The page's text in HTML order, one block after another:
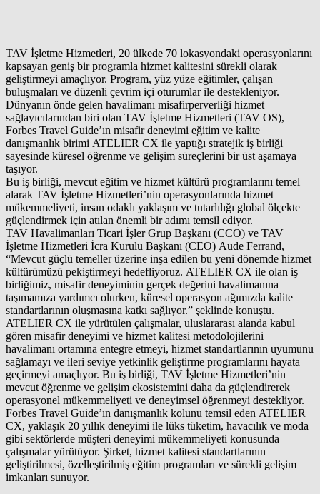
TAV İşletme Hizmetleri, 20 ülkede 70 lokasyondaki operasyonlarını
kapsayan geniş bir programla hizmet kalitesini sürekli olarak
geliştirmeyi amaçlıyor. Program, yüz yüze eğitimler, çalışan
buluşmaları ve düzenli çevrim içi oturumlar ile destekleniyor.
Dünyanın önde gelen havalimanı misafirperverliği hizmet
sağlayıcılarından biri olan TAV İşletme Hizmetleri (TAV OS),
Forbes Travel Guide’ın misafir deneyimi eğitim ve kalite
danışmanlık birimi ATELIER CX ile yaptığı stratejik iş birliği
sayesinde küresel öğrenme ve gelişim süreçlerini bir üst aşamaya
taşıyor.
Bu iş birliği, mevcut eğitim ve hizmet kültürü programlarını temel
alarak TAV İşletme Hizmetleri’nin operasyonlarında hizmet
mükemmeliyeti, insan odaklı yaklaşım ve tutarlılığı global ölçekte
güçlendirmek için atılan önemli bir adımı temsil ediyor.
TAV Havalimanları Ticari İşler Grup Başkanı (CCO) ve TAV
İşletme Hizmetleri İcra Kurulu Başkanı (CEO) Aude Ferrand,
“Mevcut güçlü temeller üzerine inşa edilen bu yeni dönemde hizmet
kültürümüzü pekiştirmeyi hedefliyoruz. ATELIER CX ile olan iş
birliğimiz, misafir deneyiminin gerçek değerini havalimanına
taşımamıza yardımcı olurken, küresel operasyon ağımızda kalite
standartlarının oluşmasına katkı sağlıyor.” şeklinde konuştu.
ATELIER CX ile yürütülen çalışmalar, uluslararası alanda kabul
gören misafir deneyimi ve hizmet kalitesi metodolojilerini
havalimanı ortamına entegre etmeyi, hizmet standartlarının uyumunu
sağlamayı ve ileri seviye yetkinlik geliştirme programlarını hayata
geçirmeyi amaçlıyor. Bu iş birliği, TAV İşletme Hizmetleri’nin
mevcut öğrenme ve gelişim ekosistemini daha da güçlendirerek
operasyonel mükemmeliyeti ve deneyimsel öğrenmeyi destekliyor.
Forbes Travel Guide’ın danışmanlık kolunu temsil eden ATELIER
CX, yaklaşık 20 yıllık deneyimi ile lüks tüketim, havacılık ve moda
gibi sektörlerde müşteri deneyimi mükemmeliyeti konusunda
çalışmalar yürütüyor. Şirket, hizmet kalitesi standartlarının
geliştirilmesi, özelleştirilmiş eğitim programları ve sürekli gelişim
imkanları sunuyor.